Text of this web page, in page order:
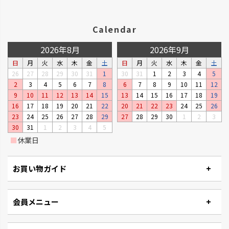
野菜を上手に育てる機能が充実
しています。
シャンファー
廃棄される食品資源を利用して
います。
窓辺やキッチンで、手軽に菜園が
やさしいたたずまいのプランタ
Calendar
2026年8月
日 月 火 水 木 金
土
26
27 28 29 30 31
1
2
3 4 5 6 7
8
9
10 11 12 13 14
15
16
17 18 19 20 21
22
23
24 25 26 27 28
29
30
31 1 2 3 4 5
2026年9月
日 月 火 水 木 金
土
30
31 1 2 3 4
5
6
7 8 9 10 11
12
13
14 15 16 17 18
19
20
21 22 23 24 25
26
27
28 29 30 1 2 3
■休業日
お買い物ガイド
会員メニュー